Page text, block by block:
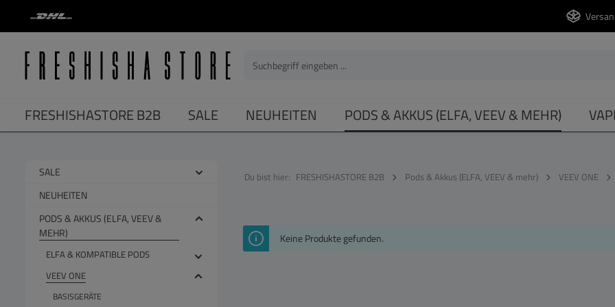
Zur Hauptnavigation springen
FRESHISHASTORE B2B SALE NEUHEITEN PODS & AKKUS (ELFA, VEEV & MEHR)
SALE
NEUHEITEN
PODS & AKKUS (ELFA, VEEV &
MEHR)
ELFA & KOMPATIBLE PODS
VEEV ONE
BASISGERÄTE
Du bist hier: FRESHISHASTORE B2B Pods & Akkus (ELFA, VEEV & mehr) VEEV ONE
Keine Produkte gefunden.